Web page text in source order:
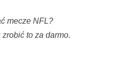
mecze NFL?
to za darmo.